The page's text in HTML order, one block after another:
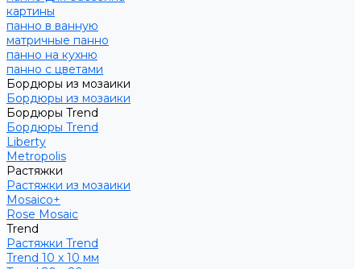
картины
панно в ванную
матричные панно
панно на кухню
панно с цветами
Бордюры из мозаики
Бордюры из мозаики
Бордюры Trend
Бордюры Trend
Liberty
Metropolis
Растяжки
Растяжки из мозаики
Mosaico+
Rose Mosaic
Trend
Растяжки Trend
Trend 10 х 10 мм